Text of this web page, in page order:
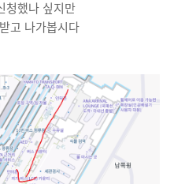
청했나 싶지만
고 나가봅시다